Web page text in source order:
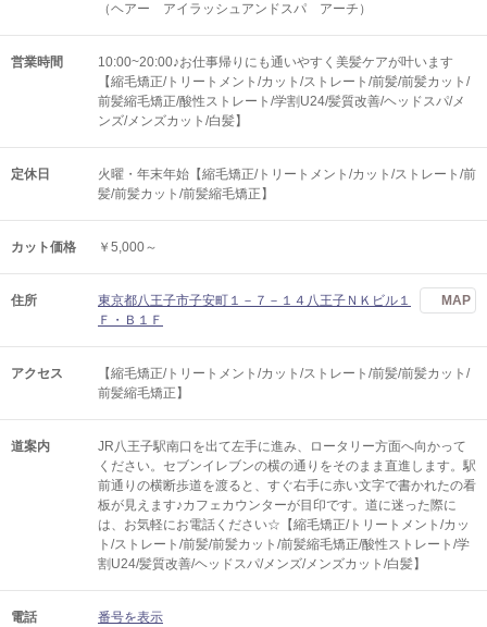
（ヘアー アイラッシュアンドスパ アーチ）
営業時間
10:00~20:00♪お仕事帰りにも通いやすく美髪ケアが叶います
【縮毛矯正/トリートメント/カット/ストレート/前髪/前髪カット/
前髪縮毛矯正/酸性ストレート/学割U24/髪質改善/ヘッドスパ/メ
ンズ/メンズカット/白髪】
定休日
火曜・年末年始【縮毛矯正/トリートメント/カット/ストレート/前
髪/前髪カット/前髪縮毛矯正】
カット価格 ￥5,000～
住所
東京都八王子市子安町１－７－１４八王子ＮＫビル１
Ｆ・Ｂ１Ｆ
MAP
アクセス
【縮毛矯正/トリートメント/カット/ストレート/前髪/前髪カット/
前髪縮毛矯正】
道案内
JR八王子駅南口を出て左手に進み、ロータリー方面へ向かって
ください。セブンイレブンの横の通りをそのまま直進します。駅
前通りの横断歩道を渡ると、すぐ右手に赤い文字で書かれたの看
板が見えます♪カフェカウンターが目印です。道に迷った際に
は、お気軽にお電話ください☆【縮毛矯正/トリートメント/カッ
ト/ストレート/前髪/前髪カット/前髪縮毛矯正/酸性ストレート/学
割U24/髪質改善/ヘッドスパ/メンズ/メンズカット/白髪】
電話 番号を表示